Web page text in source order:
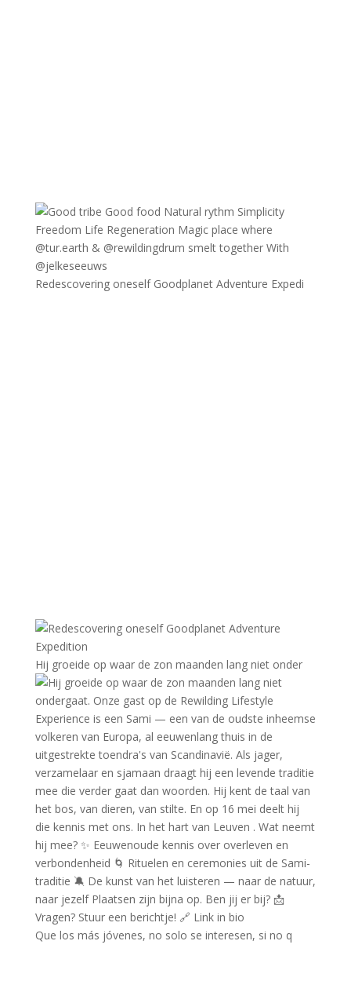
Redescovering oneself Goodplanet Adventure Expedi
Hij groeide op waar de zon maanden lang niet onder
Que los más jóvenes, no solo se interesen, si no q